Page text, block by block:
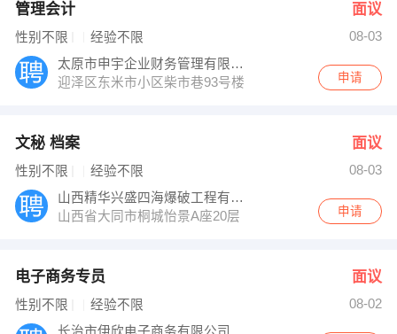
管理会计 面议
性别不限 经验不限
08-03
太原市申宇企业财务管理有限公司
迎泽区东米市小区柴市巷93号楼（汾酒大厦旁）申请
文秘 档案 面议
性别不限 经验不限
08-03
山西精华兴盛四海爆破工程有限公司
山西省大同市桐城怡景A座20层
申请
电子商务专员 面议
性别不限 经验不限
08-02